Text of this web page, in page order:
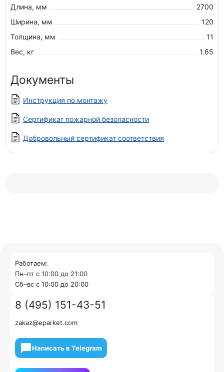
Длина, мм
2700
Ширина, мм
120
Толщина, мм
11
Вес, кг
1.65
Документы
Инструкция по монтажу
Сертификат пожарной безопасности
Добровольный сертификат соответствия
Работаем:
Пн–пт с 10:00 до 21:00
Cб–вс с 10:00 до 20:00
8 (495) 151-43-51
zakaz@eparket.com
Написать в Telegram